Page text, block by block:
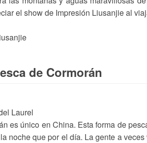
el show de Impresión Liusanjie al
de Cormorán
Laurel
es único en China. Esta forma de
noche que por el día. La gente a